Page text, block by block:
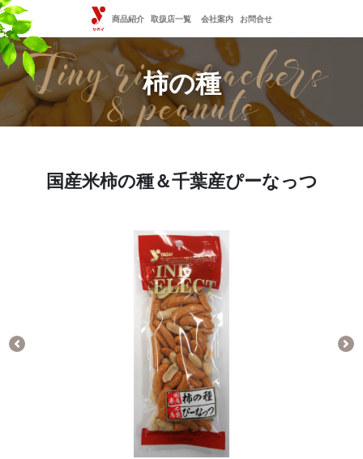
商品紹介 取扱店一覧 会社案内 お問合せ
柿の種
国産米柿の種＆千葉産ぴーなっつ